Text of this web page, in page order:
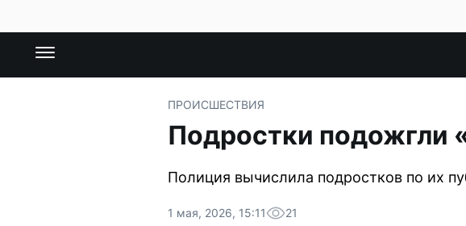
ПРОИСШЕСТВИЯ
Подростки подожгли
Полиция вычислила подростков по их
1 мая, 2026, 15:11 21